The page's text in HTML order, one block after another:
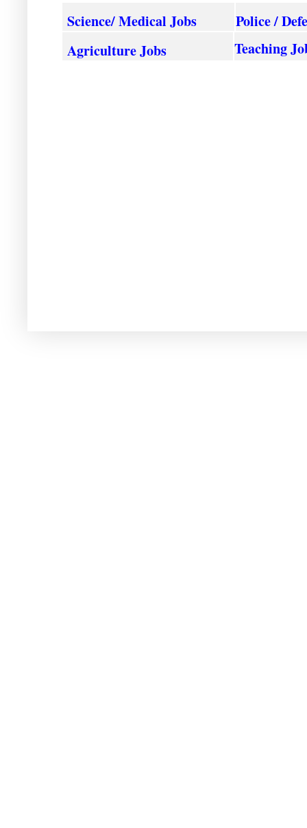
Science/ Medical Jobs
Police /
AgricultureJobs Teaching